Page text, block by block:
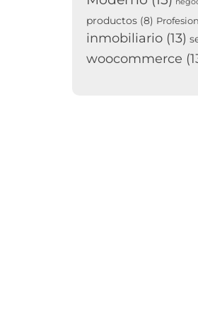
productos (8)
inmobiliario (13)
woocommerce